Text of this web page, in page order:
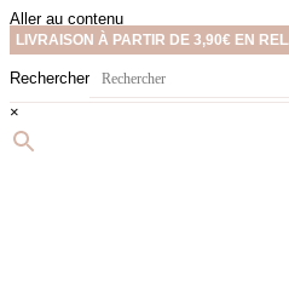
Aller au contenu
LIVRAISON À PARTIR DE 3,90€ EN
Rechercher
×